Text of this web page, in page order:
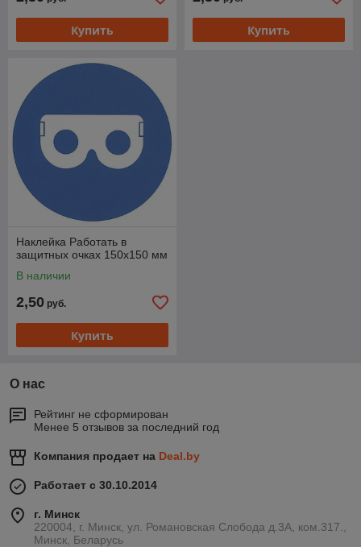
Купить Купить
Наклейка Работать в
защитных очках 150х150 мм
В наличии
2,50 руб.
Купить
О нас
Рейтинг не сформирован
Менее 5 отзывов за последний год
Компания продает на Deal.by
Работает с 30.10.2014
г. Минск
220004, г. Минск, ул. Романовская Слобода д.3А, ком.317.,
Минск, Беларусь